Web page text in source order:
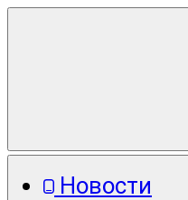
Новости